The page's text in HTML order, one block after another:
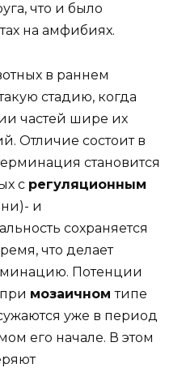
что и было
на амфибиях.
в раннем
стадию, когда
частей шире их
Отличие состоит в
становится
с регуляционным
и
сохраняется
что делает
Потенции
мозаичномтипе
уже в период
его начале. В этом